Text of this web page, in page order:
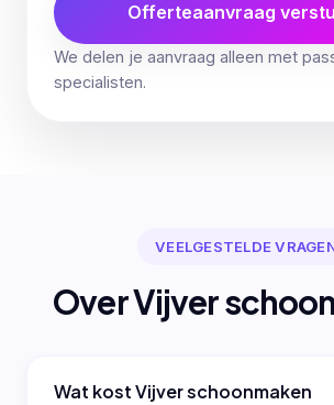
Offerteaanvraag
We delen je aanvraag alleen met
specialisten.
VEELGESTELDE
Over Vijver
Wat kost Vijver schoonmaken